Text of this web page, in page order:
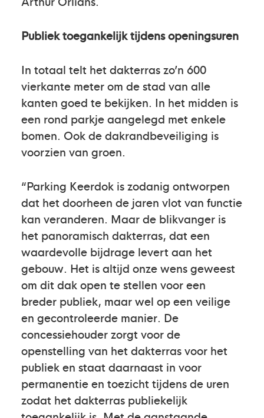
Publiek toegankelijk tijdens openingsuren
In totaal telt het dakterras zo’n 600
vierkante meter om de stad van alle
kanten goed te bekijken. In het midden is
een rond parkje aangelegd met enkele
bomen. Ook de dakrandbeveiliging is
voorzien van groen.
“Parking Keerdok is zodanig ontworpen
dat het doorheen de jaren vlot van functie
kan veranderen. Maar de blikvanger is
het panoramisch dakterras, dat een
waardevolle bijdrage levert aan het
gebouw. Het is altijd onze wens geweest
om dit dak open te stellen voor een
breder publiek, maar wel op een veilige
en gecontroleerde manier. De
concessiehouder zorgt voor de
openstelling van het dakterras voor het
publiek en staat daarnaast in voor
permanentie en toezicht tijdens de uren
zodat het dakterras publiekelijk